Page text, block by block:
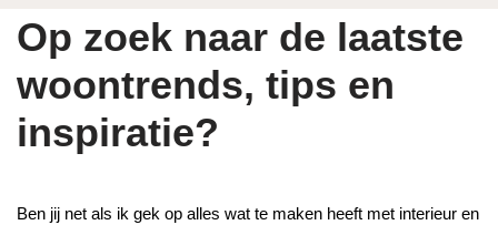
Op zoek naar de laatste
woontrends, tips en
inspiratie?
Ben jij net als ik gek op alles wat te maken heeft met interieur en